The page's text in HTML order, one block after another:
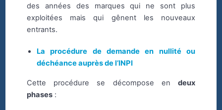
des années des marques qui ne sont plus
exploitées mais qui gênent les nouveaux
entrants.
La procédure de demande en nullité ou
déchéance auprès de l’INPI
Cette procédure se décompose endeux
phases: